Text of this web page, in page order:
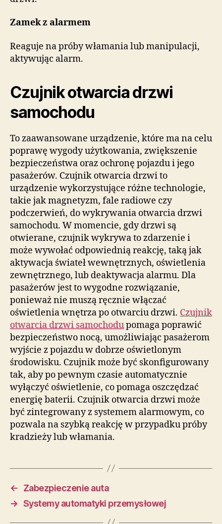
Zamek z alarmem
Reaguje na próby włamania lub manipulacji,
aktywując alarm.
Czujnik otwarcia drzwi
samochodu
To zaawansowane urządzenie, które ma na celu
poprawę wygody użytkowania, zwiększenie
bezpieczeństwa oraz ochronę pojazdu i jego
pasażerów. Czujnik otwarcia drzwi to
urządzenie wykorzystujące różne technologie,
takie jak magnetyzm, fale radiowe czy
podczerwień, do wykrywania otwarcia drzwi
samochodu. W momencie, gdy drzwi są
otwierane, czujnik wykrywa to zdarzenie i
może wywołać odpowiednią reakcję, taką jak
aktywacja świateł wewnętrznych, oświetlenia
zewnętrznego, lub deaktywacja alarmu. Dla
pasażerów jest to wygodne rozwiązanie,
ponieważ nie muszą ręcznie włączać
oświetlenia wnętrza po otwarciu drzwi. Czujnik
otwarcia drzwi samochodupomaga poprawić
bezpieczeństwo nocą, umożliwiając pasażerom
wyjście z pojazdu w dobrze oświetlonym
środowisku. Czujnik może być skonfigurowany
tak, aby po pewnym czasie automatycznie
wyłączyć oświetlenie, co pomaga oszczędzać
energię baterii. Czujnik otwarcia drzwi może
być zintegrowany z systemem alarmowym, co
pozwala na szybką reakcję w przypadku próby
kradzieży lub włamania.
←
Zabezpieczenie auta
→ Systemy automatyki przemysłowej